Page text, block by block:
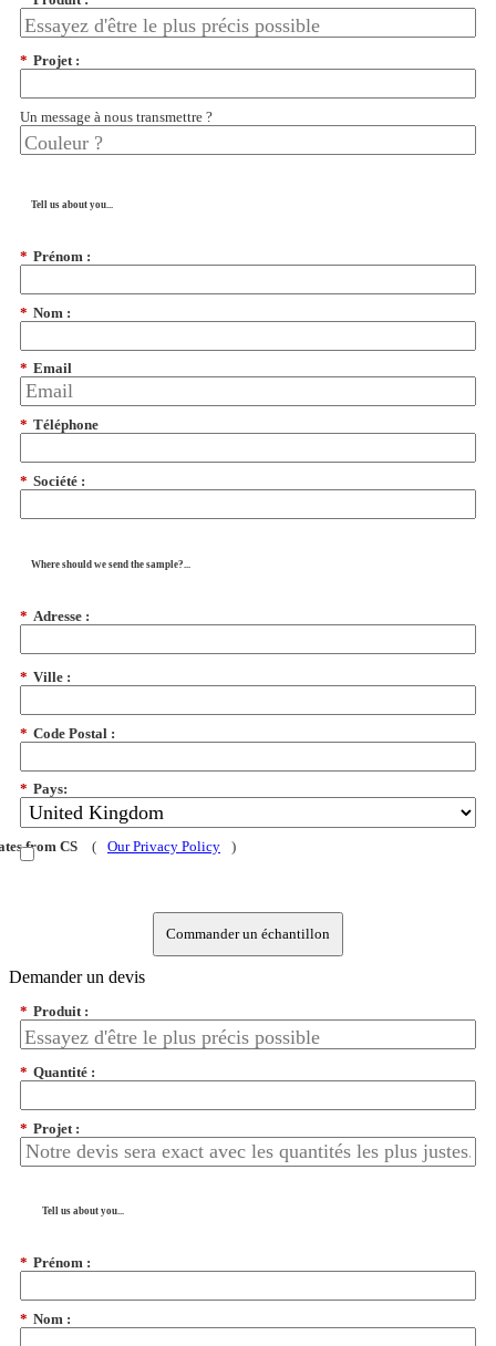
* Projet :
Un message à nous transmettre ?
Tell us about you...
* Prénom :
* Nom :
* Email
* Téléphone
* Société :
Where should we send the sample?...
* Adresse :
* Ville :
* Code Postal :
* Pays:
from CS ( Our Privacy Policy )
Commander un échantillon
Demander un devis
* Produit :
* Quantité :
* Projet :
Tell us about you...
* Prénom :
* Nom :